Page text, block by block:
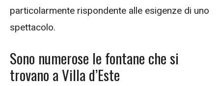
particolarmente rispondente alle esigenze di uno
spettacolo.
Sono numerose le fontane che si
trovano a Villa d’Este